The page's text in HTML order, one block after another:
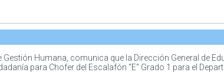
Humana, comunica que la Dirección General de
para Chofer del Escalafón "E" Grado 1 para el